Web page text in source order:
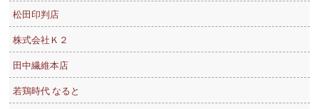
松田印判店
株式会社Ｋ２
田中繊維本店
若鶏時代 なると